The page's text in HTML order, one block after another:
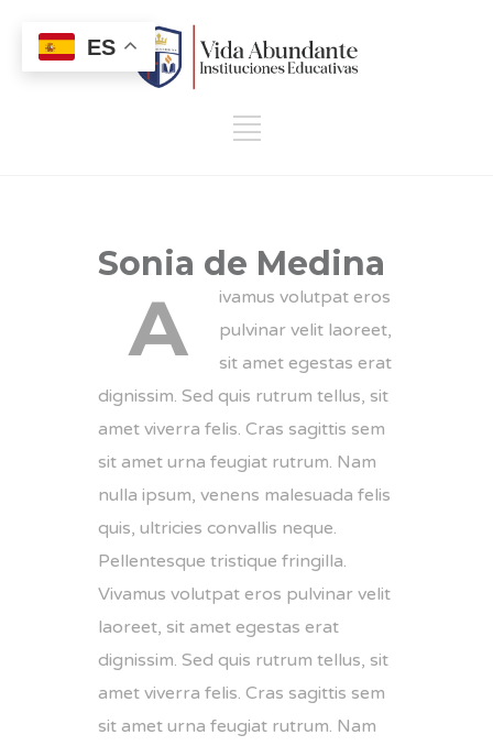
Sonia de Medina
A
ivamus volutpat eros
pulvinar velit laoreet,
sit amet egestas erat
dignissim. Sed quis rutrum tellus, sit
amet viverra felis. Cras sagittis sem
sit amet urna feugiat rutrum. Nam
nulla ipsum, venens malesuada felis
quis, ultricies convallis neque.
Pellentesque tristique fringilla.
Vivamus volutpat eros pulvinar velit
laoreet, sit amet egestas erat
dignissim. Sed quis rutrum tellus, sit
amet viverra felis. Cras sagittis sem
sit amet urna feugiat rutrum. Nam
ES